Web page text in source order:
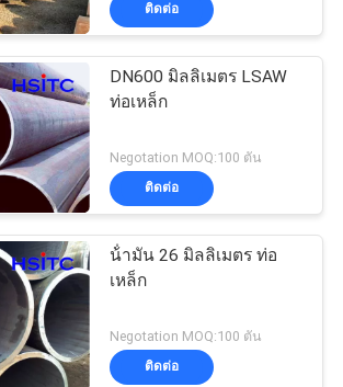
ติดต่อ
DN600 มิลลิเมตร LSAW
ท่อเหล็ก
Negotation MOQ:100 ตัน
ติดต่อ
น้ํามัน 26 มิลลิเมตร ท่อ
เหล็ก
Negotation MOQ:100 ตัน
ติดต่อ